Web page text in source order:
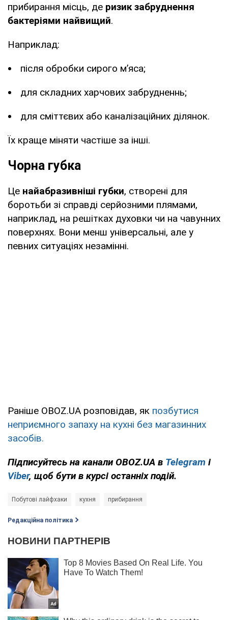
прибирання місць, де ризик забруднення
бактеріями найвищий.
Наприклад:
після обробки сирого м’яса;
для складних харчових забрудненнь;
для сміттєвих або каналізаційних ділянок.
Їх краще міняти частіше за інші.
Чорна губка
Це найабразивніші губки, створені для
боротьби зі справді серйозними плямами,
наприклад, на решітках духовки чи на чавунних
поверхнях. Вони менш універсальні, але у
певних ситуаціях незамінні.
Раніше OBOZ.UA розповідав, як позбутися
неприємного запаху на кухні без магазинних
засобів.
Підписуйтесь на канали OBOZ.UA в Telegram і
Viber, щоб бути в курсі останніх подій.
Побутові лайфхаки кухня прибирання
Редакційна політика